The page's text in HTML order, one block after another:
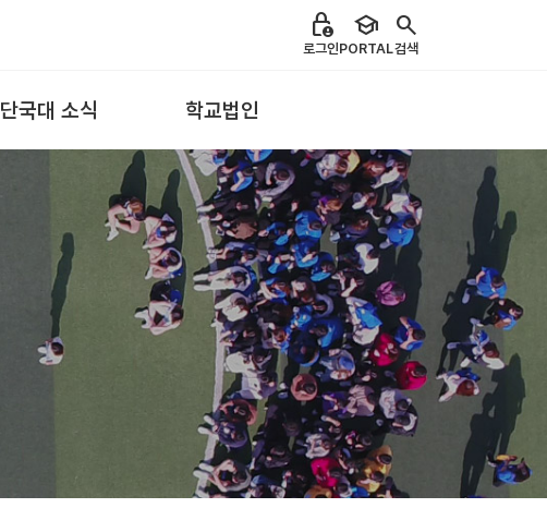
lock_person
로그인
school
PORTAL
search
검색
단국대 소식 학교법인